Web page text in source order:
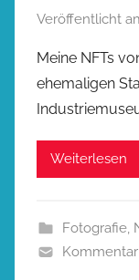
Veröffentlicht
Meine NFTs
ehemaligen
Weiterlesen
Fotografie,